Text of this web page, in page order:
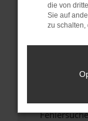
führen,
unterstützt
Wende
Wenn du
hast,
uns diesen
die von
Sie auf
zu schalten,